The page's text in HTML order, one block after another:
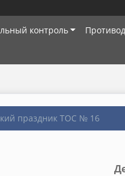
контроль
праздник ТОС № 16